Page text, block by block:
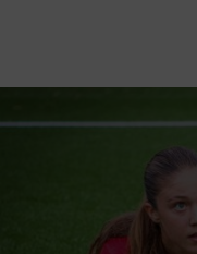
principal
to